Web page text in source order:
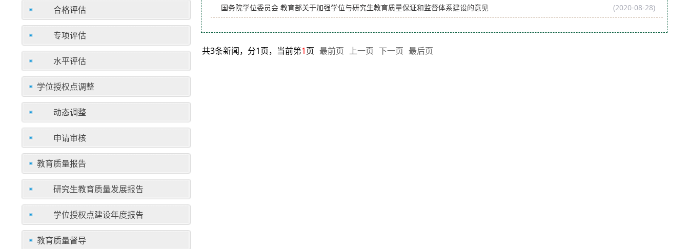
合格评估
专项评估
水平评估
学位授权点调整
动态调整
申请审核
教育质量报告
研究生教育质量发展报告
学位授权点建设年度报告
教育质量督导
(2020-08-28)
国务院学位委员会 教育部关于加强学位与研究生教育质量保证和监督体系建设的意见
共3条新闻，分1页，当前第1页 最前页 上一页 下一页 最后页